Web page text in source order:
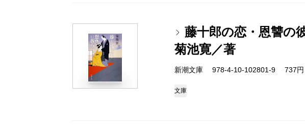
藤十郎の恋・恩讐の
菊池寛／著
新潮文庫 978-4-10-102801-9 737
文庫